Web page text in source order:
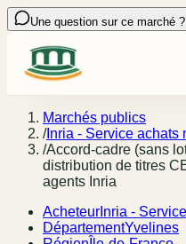
Une question sur ce marché ?
Marchés publics
/Inria - Service achats
/Accord-cadre (sans
distribution de titres
agents Inria
Acheteur Inria -
DépartementYvelines